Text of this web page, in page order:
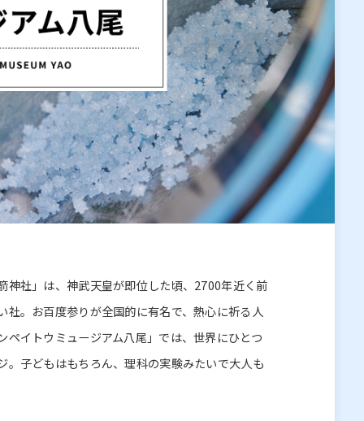
神社」は、神武天皇が即位した頃、2700年近く前
社。お百度参りが全国的に有名で、熱心に祈る人
ペイトウミュージアム八尾」では、世界にひとつ
。子どもはもちろん、理科の実験みたいで大人も